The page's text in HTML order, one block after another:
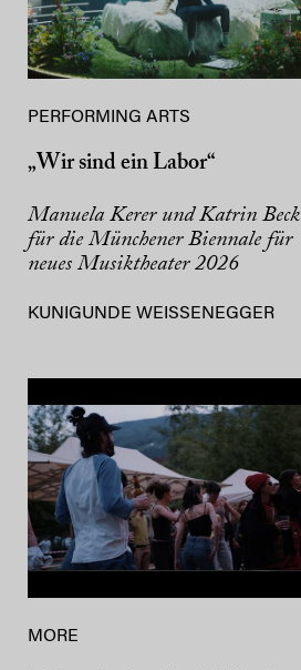
PERFORMING ARTS
„Wir sind ein Labor“
Manuela Kerer und Katrin Beck
für die Münchener Biennale für
neues Musiktheater 2026
KUNIGUNDE WEISSENEGGER
MORE